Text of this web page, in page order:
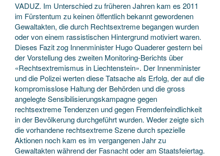
VADUZ. Im Unterschied zu früheren Jahren kam es 2011
im Fürstentum zu keinen öffentlich bekannt gewordenen
Gewaltakten, die durch Rechtsextreme begangen wurden
oder von einem rassistischen Hintergrund motiviert waren.
Dieses Fazit zog Innenminister Hugo Quaderer gestern bei
der Vorstellung des zweiten Monitoring-Berichts über
«Rechtsextremismus in Liechtenstein». Der Innenminister
und die Polizei werten diese Tatsache als Erfolg, der auf die
kompromisslose Haltung der Behörden und die gross
angelegte Sensibilisierungskampagne gegen
rechtsextreme Tendenzen und gegen Fremdenfeindlichkeit
in der Bevölkerung durchgeführt wurden. Weder zeigte sich
die vorhandene rechtsextreme Szene durch spezielle
Aktionen noch kam es im vergangenen Jahr zu
Gewaltakten während der Fasnacht oder am Staatsfeiertag.